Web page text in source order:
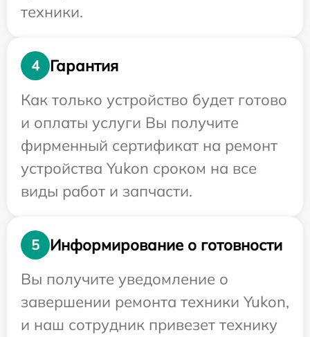
техники.
4
Гарантия
Как только устройство будет готово
и оплаты услуги Вы получите
фирменный сертификат на ремонт
устройства Yukon сроком на все
виды работ и запчасти.
5
Информирование о готовности
Вы получите уведомление о
завершении ремонта техники Yukon,
и наш сотрудник привезет технику